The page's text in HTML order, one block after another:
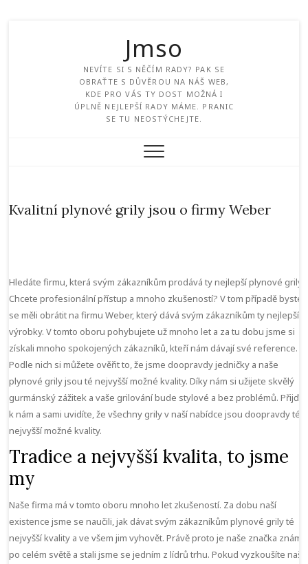
Jmso
NEVÍTE SI S NĚČÍM RADY? PAK SE
OBRAŤTE S DŮVĚROU NA NÁŠ WEB,
KDE PRO VÁS TY DOST MOŽNÁ I
ÚPLNĚ NEJLEPŠÍ RADY MÁME. PRANIC
SE TU NEOSTÝCHEJTE.
Kvalitní plynové grily jsou o firmy Weber
Hledáte firmu, která svým zákazníkům prodává ty nejlepší plynové grily?
Chcete profesionální přístup a mnoho zkušeností? V tom případě byste
se měli obrátit na firmu Weber, který dává svým zákazníkům ty nejlepší
výrobky. V tomto oboru pohybujete už mnoho let a za tu dobu jsme si
získali mnoho spokojených zákazníků, kteří nám dávají své reference.
Podle nich si můžete ověřit to, že jsme doopravdy jedničky a naše
plynové grilyjsou té nejvyšší možné kvality. Díky nám si užijete skvělý
gurmánský zážitek a vaše grilování bude stylové a bez problémů. Přijďte
k nám a sami uvidíte, že všechny grily v naší nabídce jsou doopravdy té
nejvyšší možné kvality.
Tradice a nejvyšší kvalita, to jsme
my
Naše firma má v tomto oboru mnoho let zkušeností. Za dobu naší
existence jsme se naučili, jak dávat svým zákazníkům plynové grily té
nejvyšší kvality a ve všem jim vyhovět. Právě proto je naše značka známá
po celém světě a stali jsme se jedním z lídrů trhu. Pokud vyzkoušíte naše